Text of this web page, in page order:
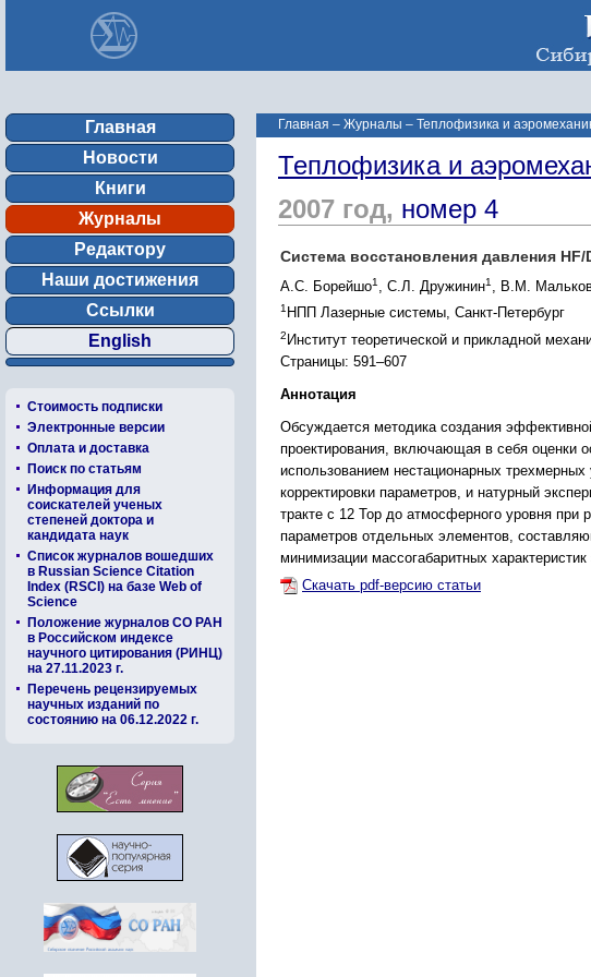
Главная
Новости
Книги
Журналы
Редактору
Наши достижения
Ссылки
English
Стоимость подписки
Электронные версии
Оплата и доставка
Поиск по статьям
Информация для
соискателей ученых
степеней доктора и
кандидата наук
Список журналов вошедших
в Russian Science Citation
Index (RSCI) на базе Web of
Science
Положение журналов СО РАН
в Российском индексе
научного цитирования (РИНЦ)
на 27.11.2023 г.
Перечень рецензируемых
научных изданий по
состоянию на 06.12.2022 г.
Главная – Журналы – Теплофизика и
Теплофизика и
2007 год, номер 4
Система восстановления давления
А.С. Борейшо1 , С.Л. Дружинин1 , В.М.
1 НПП Лазерные системы, Санкт-Петербург
2 Институт теоретической и прикладной
Страницы: 591–607
Аннотация
Обсуждается методика создания
проектирования, включающая в себя оценки
использованием нестационарных
корректировки параметров, и натурный
тракте с 12 Тор до атмосферного уровня при
параметров отдельных элементов,
минимизации массогабаритных
Скачать pdf-версию статьи